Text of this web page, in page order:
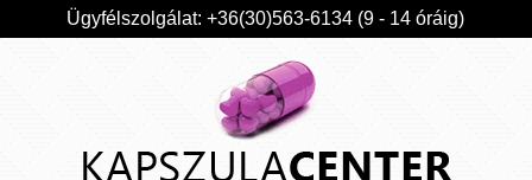
Ügyfélszolgálat: +36(30)563-6134 (9 - 14 óráig)